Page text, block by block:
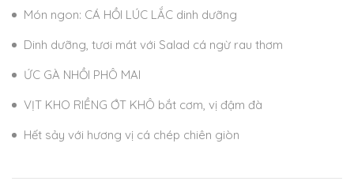
Món ngon: CÁ HỒI LÚC LẮC dinh dưỡng
Dinh dưỡng, tươi mát với Salad cá ngừ rau thơm
ỨC GÀ NHỒI PHÔ MAI
VỊT KHO RIỀNG ỚT KHÔ bắt cơm, vị đậm đà
Hết sảy với hương vị cá chép chiên giòn